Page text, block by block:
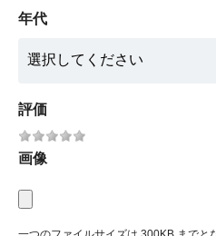
年代
評価
画像